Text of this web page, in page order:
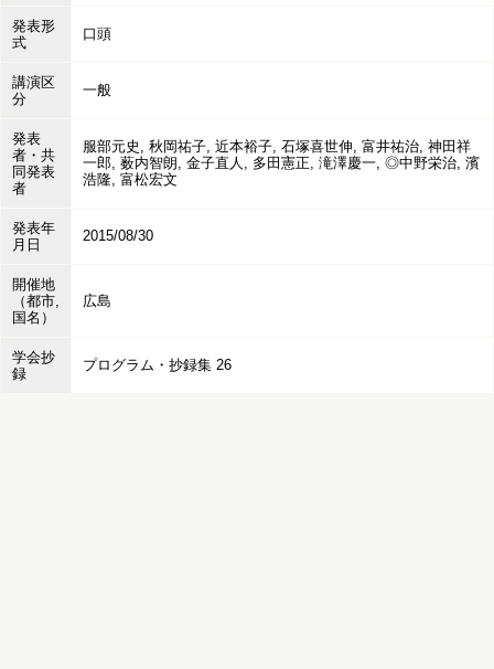
発表形
式
口頭
講演区
分
一般
発表
者・共
同発表
者
服部元史, 秋岡祐子, 近本裕子, 石塚喜世伸, 富井祐治, 神田祥
一郎, 薮内智朗, 金子直人, 多田憲正, 滝澤慶一, ◎中野栄治, 濱
浩隆, 富松宏文
発表年
月日
2015/08/30
開催地
（都市,
国名）
広島
学会抄
録
プログラム・抄録集 26